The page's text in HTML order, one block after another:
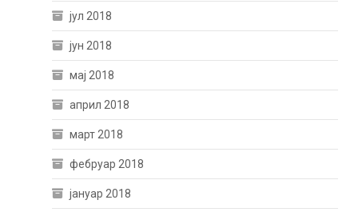
јул 2018
јун 2018
мај 2018
април 2018
март 2018
фебруар 2018
јануар 2018